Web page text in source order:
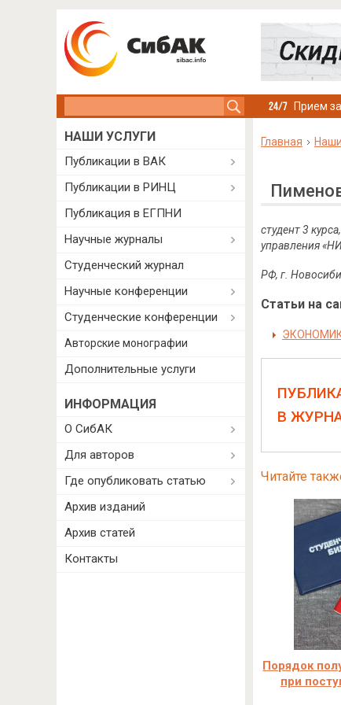
Прием
Главная
студент 3
управления
РФ, г.
Статьи на
В
Читайте
Порядок
при
НАШИ УСЛУГИ
Публикации в ВАК
Публикации в РИНЦ
Публикация в ЕГПНИ
Научные журналы
Студенческий журнал
Научные конференции
Студенческие конференции
Авторские монографии
Дополнительные услуги
ИНФОРМАЦИЯ
О СибАК
Для авторов
Где опубликовать статью
Архив изданий
Архив статей
Контакты